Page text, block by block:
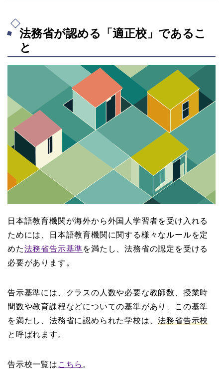
法務省が認める「適正校」であるこ
と
日本語教育機関が海外から外国人学習者を受け入れる
ためには、日本語教育機関に関する様々なルールを定
めた法務省告示基準を満たし、法務省の認定を受ける
必要があります。
告示基準には、クラスの人数や必要な教師数、授業時
間数や教育課程などについての基準があり、この基準
を満たし、法務省に認められた学校は、法務省告示校
と呼ばれます。
告示校一覧は こちら 。